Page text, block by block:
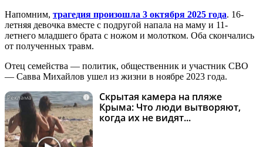
Напомним, трагедия произошла 3 октября 2025 года. 16-
летняя девочка вместе с подругой напала на маму и 11-
летнего младшего брата с ножом и молотком. Оба скончались
от полученных травм.
Отец семейства — политик, общественник и участник СВО
— Савва Михайлов ушел из жизни в ноябре 2023 года.
i
Скрытая камера на пляже
Крыма: Что люди вытворяют,
когда их не видят...